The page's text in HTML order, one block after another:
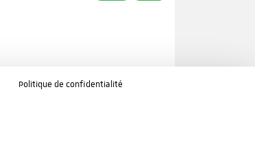
Politique de confidentialité